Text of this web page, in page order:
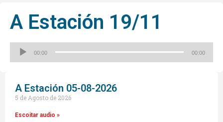
A Estación 19/11
00:00 00:00
A Estación 05-08-2026
5 de Agosto de 2026
Escoitar audio »